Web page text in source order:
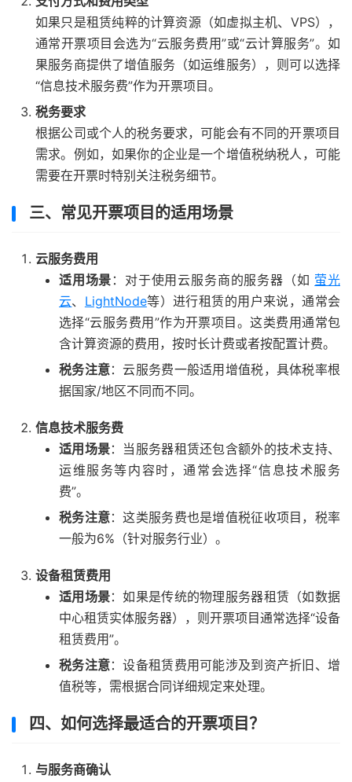
如果只是租赁纯粹的计算资源（如虚拟主机、VPS），
通常开票项目会选为“云服务费用”或“云计算服务”。如
果服务商提供了增值服务（如运维服务），则可以选择
“信息技术服务费”作为开票项目。
税务要求
根据公司或个人的税务要求，可能会有不同的开票项目
需求。例如，如果你的企业是一个增值税纳税人，可能
需要在开票时特别关注税务细节。
三、常见开票项目的适用场景
云服务费用
适用场景 ：对于使用云服务商的服务器（如 萤光
云、 LightNode等）进行租赁的用户来说，通常会
选择“云服务费用”作为开票项目。这类费用通常包
含计算资源的费用，按时长计费或者按配置计费。
税务注意：云服务费一般适用增值税，具体税率根
据国家/地区不同而不同。
信息技术服务费
适用场景：当服务器租赁还包含额外的技术支持、
运维服务等内容时，通常会选择“信息技术服务
费”。
税务注意：这类服务费也是增值税征收项目，税率
一般为6%（针对服务行业）。
设备租赁费用
适用场景：如果是传统的物理服务器租赁（如数据
中心租赁实体服务器），则开票项目通常选择“设备
租赁费用”。
税务注意：设备租赁费用可能涉及到资产折旧、增
值税等，需根据合同详细规定来处理。
四、如何选择最适合的开票项目？
与服务商确认